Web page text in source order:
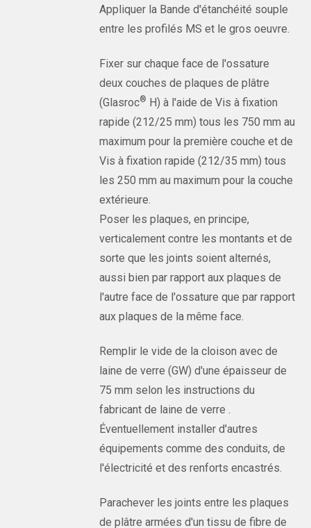
Appliquer la Bande d'étanchéité souple
entre les profilés MS et le gros oeuvre.
Fixer sur chaque face de l'ossature
deux couches de plaques de plâtre
(Glasroc® H) à l'aide de Vis à fixation
rapide (212/25 mm) tous les 750 mm au
maximum pour la première couche et de
Vis à fixation rapide (212/35 mm) tous
les 250 mm au maximum pour la couche
extérieure.
Poser les plaques, en principe,
verticalement contre les montants et de
sorte que les joints soient alternés,
aussi bien par rapport aux plaques de
l'autre face de l'ossature que par rapport
aux plaques de la même face.
Remplir le vide de la cloison avec de
laine de verre (GW) d'une épaisseur de
75 mm selon les instructions du
fabricant de laine de verre .
Éventuellement installer d'autres
équipements comme des conduits, de
l'électricité et des renforts encastrés.
Parachever les joints entre les plaques
de plâtre armées d'un tissu de fibre de